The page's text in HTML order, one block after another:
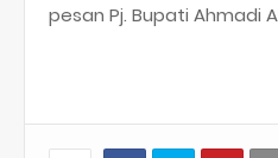
pesan Pj. Bupati Ahmadi